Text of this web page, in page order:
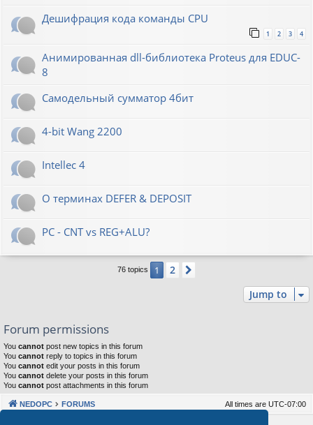
Дешифрация кода команды CPU
1 2 3 4
Анимированная dll-библиотека Proteus для EDUC-
8
Самодельный сумматор 4бит
4-bit Wang 2200
Intellec 4
О терминах DEFER & DEPOSIT
PC - CNT vs REG+ALU?
76 topics 1 2
Jump to
Forum permissions
You cannot post new topics in this forum
You cannot reply to topics in this forum
You cannot edit your posts in this forum
You cannot delete your posts in this forum
You cannot post attachments in this forum
NEDOPC FORUMS All times are UTC-07:00